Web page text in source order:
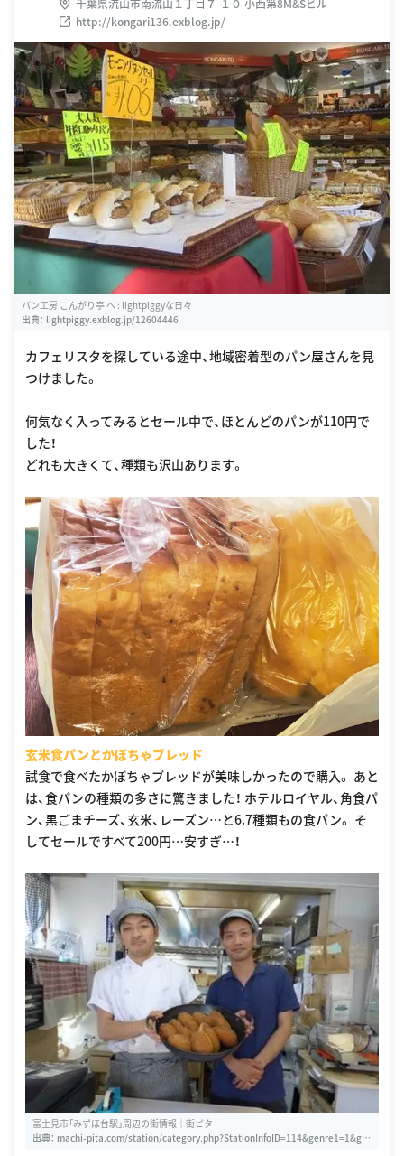
http://kongari136.exblog.jp/
パン工房 こんがり亭 へ : lightpiggyな日々
出典： lightpiggy.exblog.jp/12604446
カフェリスタを探している途中、地域密着型のパン屋さんを見
つけました。
何気なく入ってみるとセール中で、ほとんどのパンが110円で
した！
どれも大きくて、種類も沢山あります。
玄米食パンとかぼちゃブレッド
試食で食べたかぼちゃブレッドが美味しかったので購入。 あと
は、食パンの種類の多さに驚きました！ ホテルロイヤル、角食パ
ン、黒ごまチーズ、玄米、レーズン…と6.7種類もの食パン。 そ
してセールですべて200円…安すぎ…！
富士見市「みずほ台駅」周辺の街情報｜街ピタ
出典： machi-pita.com/station/category.php?StationInfoID=114&genre1=1&ge